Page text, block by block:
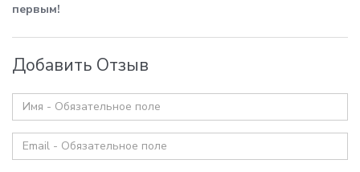
первым!
Добавить Отзыв